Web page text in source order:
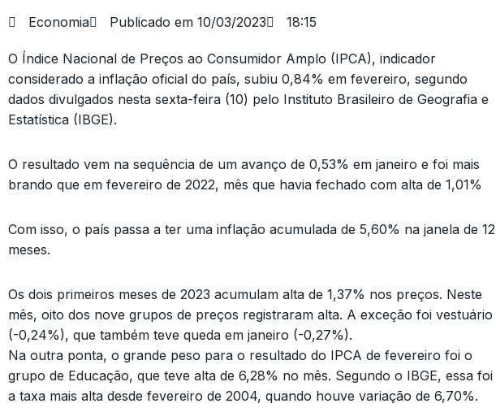
Economia Publicado em 10/03/2023 18:15
O Índice Nacional de Preços ao Consumidor Amplo (IPCA), indicador
considerado a inflação oficial do país, subiu 0,84% em fevereiro, segundo
dados divulgados nesta sexta-feira (10) pelo Instituto Brasileiro de Geografia e
Estatística (IBGE).
O resultado vem na sequência de um avanço de 0,53% em janeiro e foi mais
brando que em fevereiro de 2022, mês que havia fechado com alta de 1,01%
Com isso, o país passa a ter uma inflação acumulada de 5,60% na janela de 12
meses.
Os dois primeiros meses de 2023 acumulam alta de 1,37% nos preços. Neste
mês, oito dos nove grupos de preços registraram alta. A exceção foi vestuário
(-0,24%), que também teve queda em janeiro (-0,27%).
Na outra ponta, o grande peso para o resultado do IPCA de fevereiro foi o
grupo de Educação, que teve alta de 6,28% no mês. Segundo o IBGE, essa foi
a taxa mais alta desde fevereiro de 2004, quando houve variação de 6,70%.